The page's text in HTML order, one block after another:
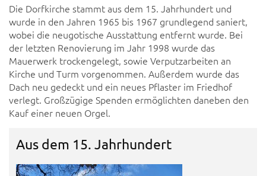
Die Dorfkirche stammt aus dem 15. Jahrhundert und
wurde in den Jahren 1965 bis 1967 grundlegend saniert,
wobei die neugotische Ausstattung entfernt wurde. Bei
der letzten Renovierung im Jahr 1998 wurde das
Mauerwerk trockengelegt, sowie Verputzarbeiten an
Kirche und Turm vorgenommen. Außerdem wurde das
Dach neu gedeckt und ein neues Pflaster im Friedhof
verlegt. Großzügige Spenden ermöglichten daneben den
Kauf einer neuen Orgel.
Aus dem 15. Jahrhundert